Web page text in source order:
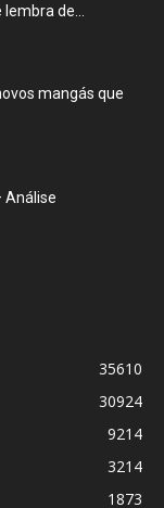
de...
mangás que
Análise
35610
30924
9214
3214
1873